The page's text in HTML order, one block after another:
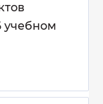
учебном